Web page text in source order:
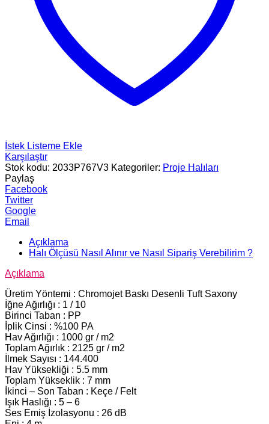
İstek Listeme Ekle
Karşılaştır
Stok kodu: 2033P767V3 Kategoriler: Proje Halıları
Paylaş
Facebook
Twitter
Google
Email
Açıklama
Halı Ölçüsü Nasıl Alınır ve Nasıl Sipariş Verebilirim ?
Açıklama
Üretim Yöntemi : Chromojet Baskı Desenli Tuft Saxony
İğne Ağırlığı : 1 / 10
Birinci Taban : PP
İplik Cinsi : %100 PA
Hav Ağırlığı : 1000 gr / m2
Toplam Ağırlık : 2125 gr / m2
İlmek Sayısı : 144.400
Hav Yüksekliği : 5.5 mm
Toplam Yükseklik : 7 mm
İkinci – Son Taban : Keçe / Felt
Işık Haslığı : 5 – 6
Ses Emiş İzolasyonu : 26 dB